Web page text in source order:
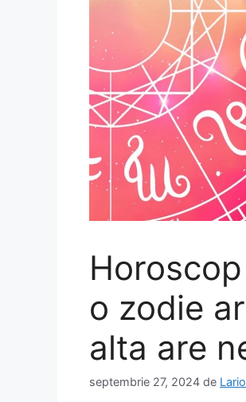
o zodie
alta are
septembrie 27, 2024 de